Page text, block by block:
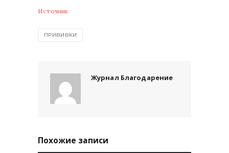
Источник
ПРИВИВКИ
Журнал Благодарение
Похожие записи